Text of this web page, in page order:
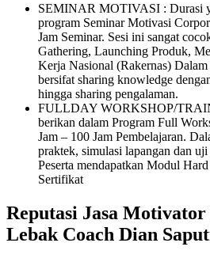
SEMINAR MOTIVASI : Durasi
program Seminar Motivasi
Jam Seminar. Sesi ini sangat
Gathering, Launching Produk,
Kerja Nasional (Rakernas)
bersifat sharing knowledge
hingga sharing pengalaman.
FULLDAY WORKSHOP/
berikan dalam Program Full
Jam – 100 Jam Pembelajaran.
praktek, simulasi lapangan dan
Peserta mendapatkan Modul
Sertifikat
Reputasi Jasa
Lebak Coach Dian